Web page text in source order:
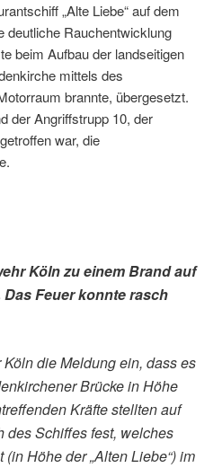
„Alte Liebe“ auf dem
deutliche Rauchentwicklung
beim Aufbau der landseitigen
mittels des
brannte, übergesetzt.
der Angriffstrupp 10, der
war, die
Köln zu einem Brand auf
Feuer konnte rasch
die Meldung ein, dass es
Brücke in Höhe
Kräfte stellten auf
des Schiffes fest, welches
Höhe der „Alten Liebe“) im